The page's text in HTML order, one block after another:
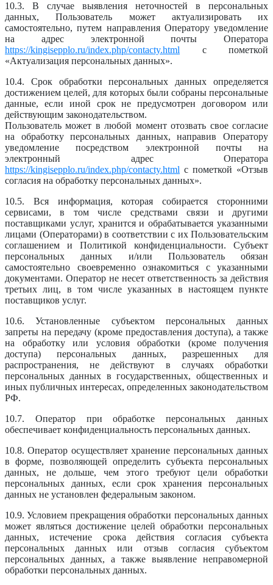
10.3. В случае выявления неточностей в персональных
данных, Пользователь может актуализировать их
самостоятельно, путем направления Оператору уведомление
на адрес электронной почты Оператора
https://kingisepplo.ru/index.php/contacty.html с пометкой
«Актуализация персональных данных».
10.4. Срок обработки персональных данных определяется
достижением целей, для которых были собраны персональные
данные, если иной срок не предусмотрен договором или
действующим законодательством.
Пользователь может в любой момент отозвать свое согласие
на обработку персональных данных, направив Оператору
уведомление посредством электронной почты на
электронный адрес Оператора
https://kingisepplo.ru/index.php/contacty.html с пометкой «Отзыв
согласия на обработку персональных данных».
10.5. Вся информация, которая собирается сторонними
сервисами, в том числе средствами связи и другими
поставщиками услуг, хранится и обрабатывается указанными
лицами (Операторами) в соответствии с их Пользовательским
соглашением и Политикой конфиденциальности. Субъект
персональных данных и/или Пользователь обязан
самостоятельно своевременно ознакомиться с указанными
документами. Оператор не несет ответственность за действия
третьих лиц, в том числе указанных в настоящем пункте
поставщиков услуг.
10.6. Установленные субъектом персональных данных
запреты на передачу (кроме предоставления доступа), а также
на обработку или условия обработки (кроме получения
доступа) персональных данных, разрешенных для
распространения, не действуют в случаях обработки
персональных данных в государственных, общественных и
иных публичных интересах, определенных законодательством
РФ.
10.7. Оператор при обработке персональных данных
обеспечивает конфиденциальность персональных данных.
10.8. Оператор осуществляет хранение персональных данных
в форме, позволяющей определить субъекта персональных
данных, не дольше, чем этого требуют цели обработки
персональных данных, если срок хранения персональных
данных не установлен федеральным законом.
10.9. Условием прекращения обработки персональных данных
может являться достижение целей обработки персональных
данных, истечение срока действия согласия субъекта
персональных данных или отзыв согласия субъектом
персональных данных, а также выявление неправомерной
обработки персональных данных.